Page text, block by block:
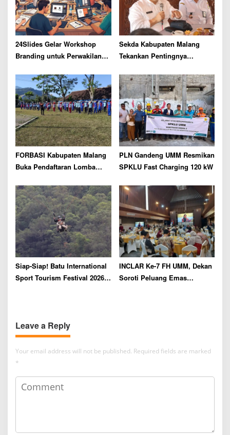
t
i
o
n
24Slides Gelar Workshop
Branding untuk Perwakilan
Sekda Kabupaten Malang
Tekankan Pentingnya
SDM dan Sinergi Investasi di
Wagir
FORBASI Kabupaten Malang
Buka Pendaftaran Lomba
Bupati Cup 2026
PLN Gandeng UMM Resmikan
SPKLU Fast Charging 120 kW
Siap-Siap! Batu International
Sport Tourism Festival 2026
INCLAR Ke-7 FH UMM, Dekan
Soroti Peluang Emas
Leave a Reply
Your email address will not be published. Required fields are marked
*